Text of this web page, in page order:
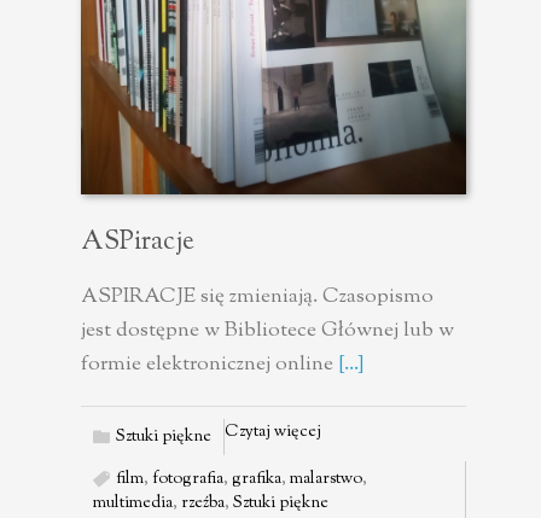
ASPiracje
ASPIRACJE się zmieniają. Czasopismo
jest dostępne w Bibliotece Głównej lub w
formie elektronicznej online [...]
Sztuki piękne
film, fotografia, grafika, malarstwo,
multimedia, rzeźba, Sztuki piękne
Czytaj więcej